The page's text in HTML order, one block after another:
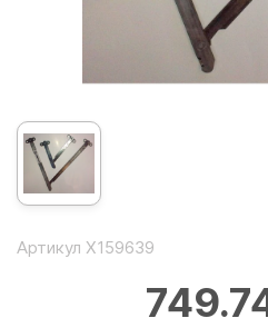
Артикул Х159639